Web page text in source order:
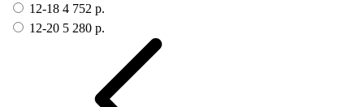
12-18 4 752 р.
12-20 5 280 р.